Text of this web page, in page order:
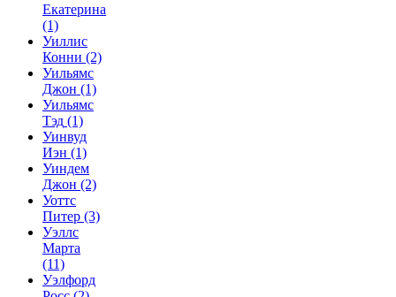
Екатерина
(1)
Уиллис
Конни (2)
Уильямс
Джон (1)
Уильямс
Тэд (1)
Уинвуд
Иэн (1)
Уиндем
Джон (2)
Уоттс
Питер (3)
Уэллс
Марта
(11)
Уэлфорд